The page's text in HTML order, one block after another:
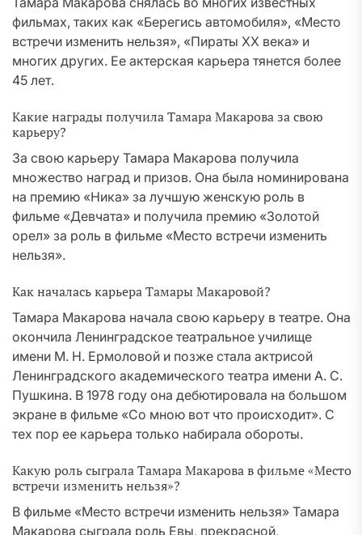
фильмах, таких как «Берегись автомобиля», «Место
встречи изменить нельзя», «Пираты XX века» и
многих других. Ее актерская карьера тянется более
45 лет.
Какие награды получила Тамара Макарова за свою
карьеру?
За свою карьеру Тамара Макарова получила
множество наград и призов. Она была номинирована
на премию «Ника» за лучшую женскую роль в
фильме «Девчата» и получила премию «Золотой
орел» за роль в фильме «Место встречи изменить
нельзя».
Как началась карьера Тамары Макаровой?
Тамара Макарова начала свою карьеру в театре. Она
окончила Ленинградское театральное училище
имени М. Н. Ермоловой и позже стала актрисой
Ленинградского академического театра имени А. С.
Пушкина. В 1978 году она дебютировала на большом
экране в фильме «Со мною вот что происходит». С
тех пор ее карьера только набирала обороты.
Какую роль сыграла Тамара Макарова в фильме «Место
встречи изменить нельзя»?
В фильме «Место встречи изменить нельзя» Тамара
Макарова сыграла роль Евы, прекрасной,